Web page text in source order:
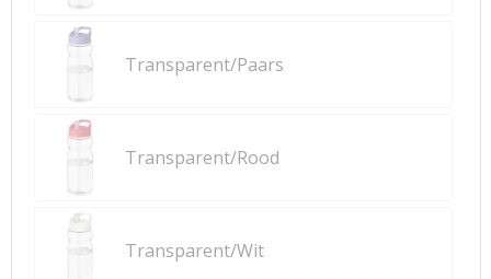
Transparent/Paars
Transparent/Rood
Transparent/Wit